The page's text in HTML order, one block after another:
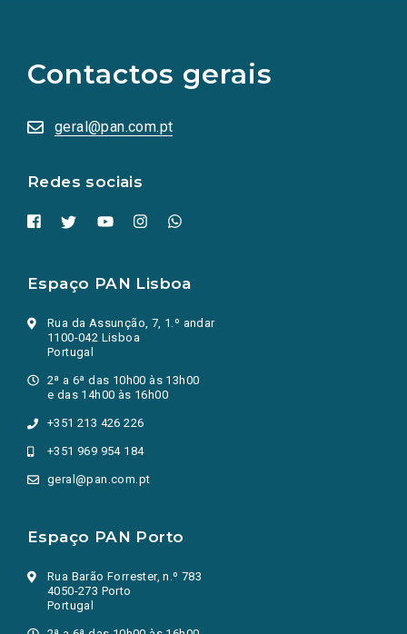
Contactos gerais
geral@pan.com.pt
Redes sociais
redes
sociais
numa
nova
Espaço PAN Lisboa
Rua da Assunção, 7, 1.º andar
1100-042 Lisboa
Portugal
2ª a 6ª das 10h00 às 13h00
e das 14h00 às 16h00
+351 213 426 226
+351 969 954 184
geral@pan.com.pt
Espaço PAN Porto
Rua Barão Forrester, n.º 783
4050-273 Porto
Portugal